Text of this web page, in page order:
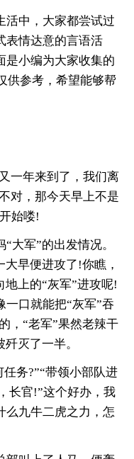
活中，大家都尝试过
表情达意的言语活
是小编为大家收集的
供参考，希望能够帮
一年来到了，我们离
对，那今天早上不是
始喽!
大军”的出发情况。
早便进攻了!你瞧，
地上的“灰军”进攻呢!
一口就能把“灰军”吞
，“老军”果然老辣干
灭了一半。
务?”“带领小部队进
长官!”这个好办，我
么九牛二虎之力，怎